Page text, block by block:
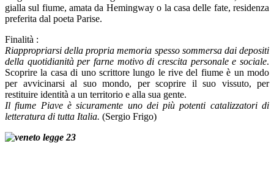
gialla sul fiume, amata da Hemingway o la casa delle fate, residenza
preferita dal poeta Parise.
Finalità :
Riappropriarsi della propria memoria spesso sommersa dai depositi
della quotidianità per farne motivo di crescita personale e sociale.
Scoprire la casa di uno scrittore lungo le rive del fiume è un modo
per avvicinarsi al suo mondo, per scoprire il suo vissuto, per
restituire identità a un territorio e alla sua gente.
Il fiume Piave è sicuramente uno dei più potenti catalizzatori di
letteratura di tutta Italia. (Sergio Frigo)